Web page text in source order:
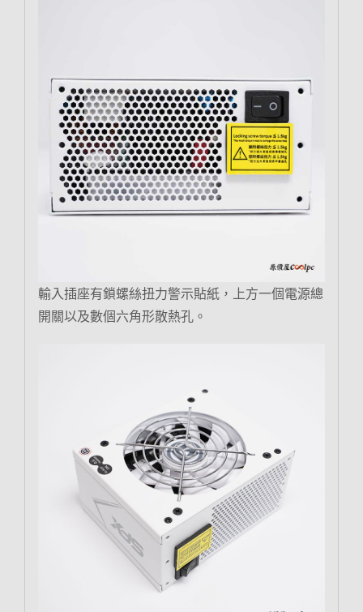
輸入插座有鎖螺絲扭力警示貼紙，上方一個電源總
開關以及數個六角形散熱孔。